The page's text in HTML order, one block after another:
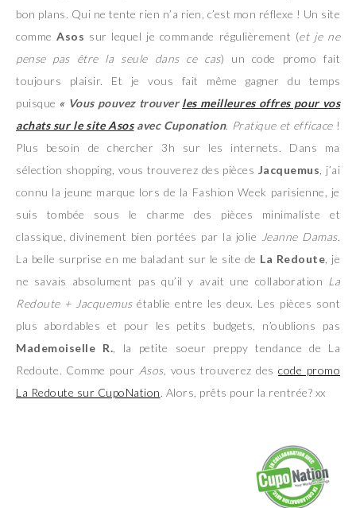
bon plans. Qui ne tente rien n’a rien, c’est mon réflexe ! Un site
commeAsos sur lequel je commande régulièrement (et je ne
pense pas être la seule dans ce cas) un code promo fait
toujours plaisir. Et je vous fait même gagner du temps
puisque « Vous pouvez trouver les meilleures offres pour vos
achats sur le site Asosavec Cuponation. Pratique et efficace!
Plus besoin de chercher 3h sur les internets. Dans ma
sélection shopping, vous trouverez des pièces Jacquemus , j’ai
connu la jeune marque lors de la Fashion Week parisienne, je
suis tombée sous le charme des pièces minimaliste et
classique, divinement bien portées par la jolie
Jeanne Damas.
La belle surprise en me baladant sur le site de La Redoute , je
ne savais absolument pas qu’il y avait une collaboration La
Redoute + Jacquemusétablie entre les deux. Les pièces sont
plus abordables et pour les petits budgets, n’oublions pas
Mademoiselle R. , la petite soeur preppy tendance de La
Redoute. Comme pour Asos, vous trouverez descode promo
La Redoute sur CupoNation. Alors, prêts pour la rentrée? xx